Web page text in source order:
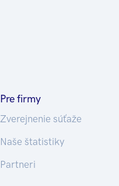
Pre firmy
Zverejnenie súťaže
Naše štatistiky
Partneri